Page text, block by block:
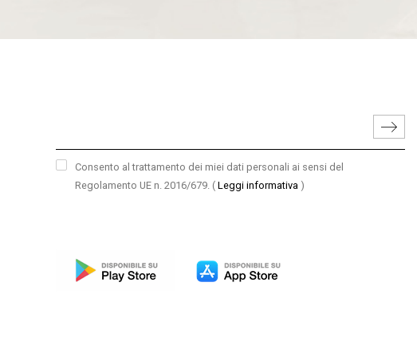
Consento al trattamento dei miei dati personali ai sensi del
Regolamento UE n. 2016/679. ( Leggi informativa )